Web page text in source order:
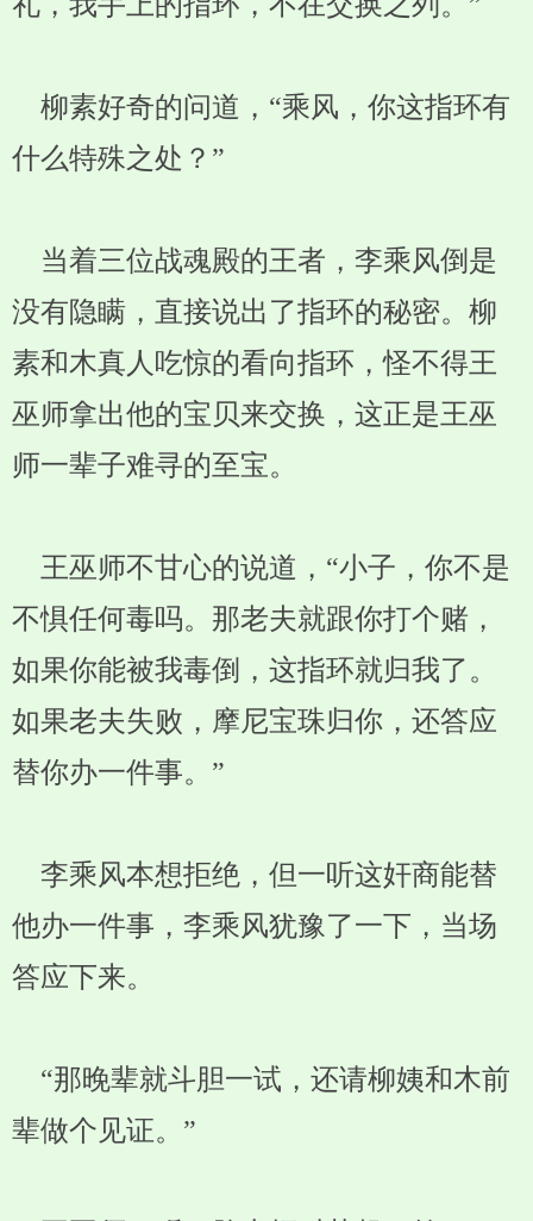
柳素好奇的问道，“乘风，你这指环有
什么特殊之处？”
当着三位战魂殿的王者，李乘风倒是
没有隐瞒，直接说出了指环的秘密。柳
素和木真人吃惊的看向指环，怪不得王
巫师拿出他的宝贝来交换，这正是王巫
师一辈子难寻的至宝。
王巫师不甘心的说道，“小子，你不是
不惧任何毒吗。那老夫就跟你打个赌，
如果你能被我毒倒，这指环就归我了。
如果老夫失败，摩尼宝珠归你，还答应
替你办一件事。”
李乘风本想拒绝，但一听这奸商能替
他办一件事，李乘风犹豫了一下，当场
答应下来。
“那晚辈就斗胆一试，还请柳姨和木前
辈做个见证。”